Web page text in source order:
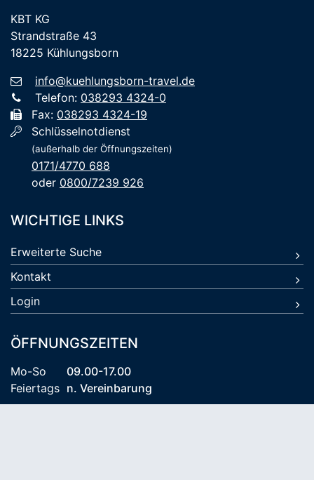
WICHTIGE LINKS
Erweiterte Suche
Kontakt
Login
ÖFFNUNGSZEITEN
Mo-So
09.00-17.00
Feiertags n. Vereinbarung
KBT KG
Strandstraße 43
18225 Kühlungsborn
info@kuehlungsborn-travel.de
Telefon: 038293 4324-0
Fax: 038293 4324-19
Schlüsselnotdienst
(außerhalb der Öffnungszeiten)
0171/4770 688
oder 0800/7239 926